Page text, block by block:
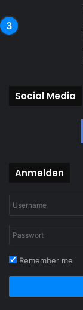
Social Media
Anmelden
Remember me